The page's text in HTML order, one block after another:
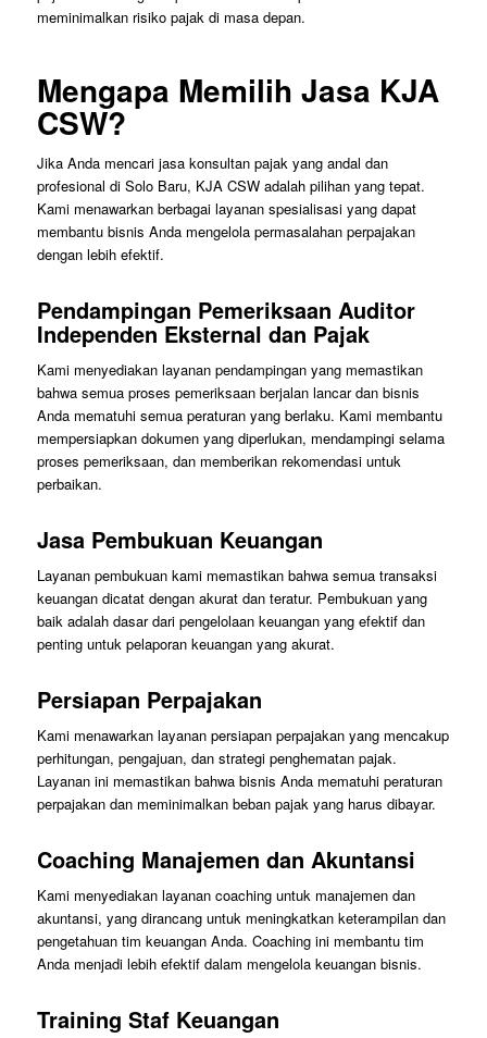
meminimalkan risiko pajak di masa depan.
Mengapa Memilih Jasa KJA
CSW?
Jika Anda mencari jasa konsultan pajak yang andal dan
profesional di Solo Baru, KJA CSW adalah pilihan yang tepat.
Kami menawarkan berbagai layanan spesialisasi yang dapat
membantu bisnis Anda mengelola permasalahan perpajakan
dengan lebih efektif.
Pendampingan Pemeriksaan Auditor
Independen Eksternal dan Pajak
Kami menyediakan layanan pendampingan yang memastikan
bahwa semua proses pemeriksaan berjalan lancar dan bisnis
Anda mematuhi semua peraturan yang berlaku. Kami membantu
mempersiapkan dokumen yang diperlukan, mendampingi selama
proses pemeriksaan, dan memberikan rekomendasi untuk
perbaikan.
Jasa Pembukuan Keuangan
Layanan pembukuan kami memastikan bahwa semua transaksi
keuangan dicatat dengan akurat dan teratur. Pembukuan yang
baik adalah dasar dari pengelolaan keuangan yang efektif dan
penting untuk pelaporan keuangan yang akurat.
Persiapan Perpajakan
Kami menawarkan layanan persiapan perpajakan yang mencakup
perhitungan, pengajuan, dan strategi penghematan pajak.
Layanan ini memastikan bahwa bisnis Anda mematuhi peraturan
perpajakan dan meminimalkan beban pajak yang harus dibayar.
Coaching Manajemen dan Akuntansi
Kami menyediakan layanan coaching untuk manajemen dan
akuntansi, yang dirancang untuk meningkatkan keterampilan dan
pengetahuan tim keuangan Anda. Coaching ini membantu tim
Anda menjadi lebih efektif dalam mengelola keuangan bisnis.
Training Staf Keuangan